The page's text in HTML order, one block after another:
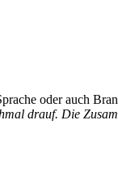
oder auch
drauf. Die